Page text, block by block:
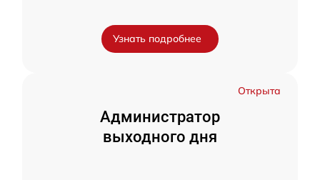
Узнать подробнее
Открыта
Администратор
выходного дня